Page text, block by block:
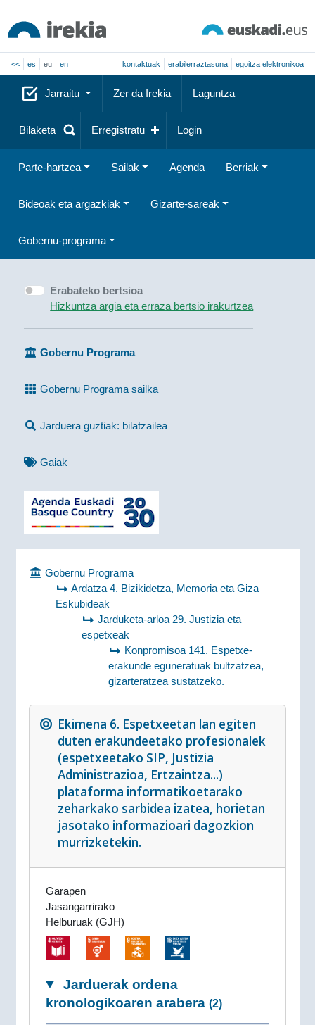
<< es eu en kontaktuak erabilerraztasuna egoitza elektronikoa
Jarraitu Zer da Irekia Laguntza
Bilaketa Erregistratu Login
Parte-hartzea Sailak Agenda Berriak
Bideoak eta argazkiak Gizarte-sareak
Gobernu-programa
Erabateko bertsioa
Hizkuntza argia eta erraza bertsio irakurtzea
Gobernu Programa
Gobernu Programa sailka
Jarduera guztiak: bilatzailea
Gaiak
Gobernu Programa
Ardatza 4. Bizikidetza, Memoria eta Giza
Eskubideak
Jarduketa-arloa 29. Justizia eta
espetxeak
Konpromisoa 141. Espetxe-
erakunde eguneratuak bultzatzea,
gizarteratzea sustatzeko.
Ekimena 6. Espetxeetan lan egiten
duten erakundeetako profesionalek
(espetxeetako SIP, Justizia
Administrazioa, Ertzaintza...)
plataforma informatikoetarako
zeharkako sarbidea izatea, horietan
jasotako informazioari dagozkion
murrizketekin.
Garapen
Jasangarrirako
Helburuak (GJH)
Jarduerak ordena
kronologikoaren arabera (2)